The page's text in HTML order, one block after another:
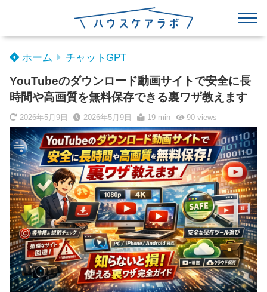
ホーム チャットGPT
YouTubeのダウンロード動画サイトで安全に長
時間や高画質を無料保存できる裏ワザ教えます
2026年5月9日 2026年5月9日 19 min 90views